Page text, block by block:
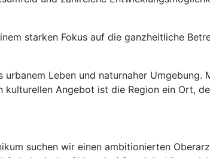
starken Fokus auf die ganzheitliche
Leben und naturnaher
Angebot ist die Region ein Ort,
suchen wir einen ambitionierten